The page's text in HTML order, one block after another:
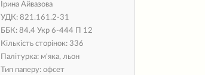
Ірина Айвазова
УДК: 821.161.2-31
ББК: 84.4 Укр 6-444 П 12
Кількість сторінок: 336
Палітурка: м'яка, льон
Тип паперу: офсет